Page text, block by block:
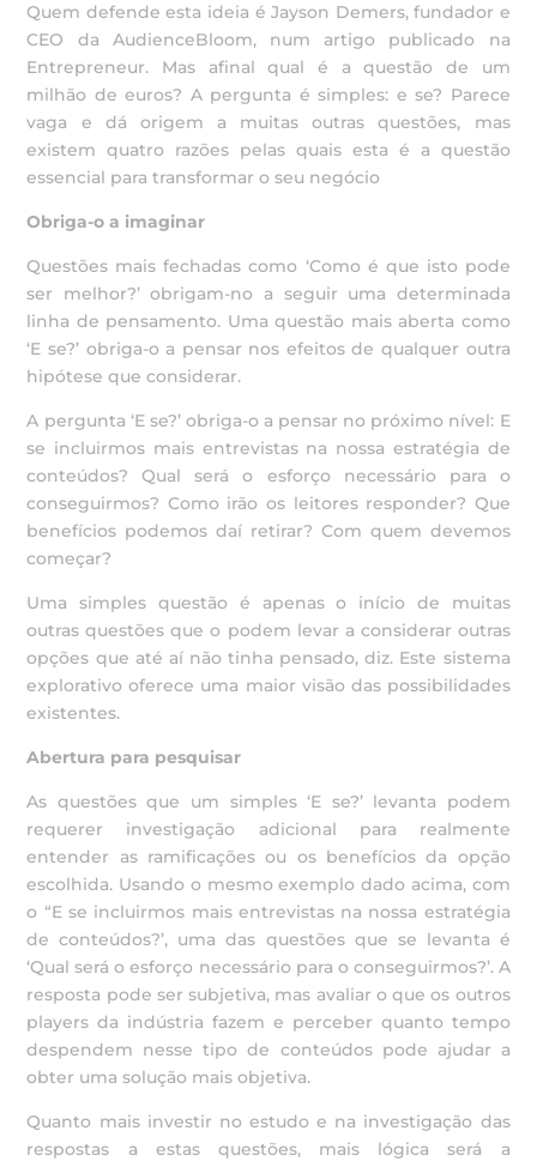
Quem defende esta ideia é Jayson Demers, fundador e
CEO da AudienceBloom, num artigo publicado na
Entrepreneur. Mas afinal qual é a questão de um
milhão de euros? A pergunta é simples: e se? Parece
vaga e dá origem a muitas outras questões, mas
existem quatro razões pelas quais esta é a questão
essencial para transformar o seu negócio
Obriga-o a imaginar
Questões mais fechadas como ‘Como é que isto pode
ser melhor?’ obrigam-no a seguir uma determinada
linha de pensamento. Uma questão mais aberta como
‘E se?’ obriga-o a pensar nos efeitos de qualquer outra
hipótese que considerar.
A pergunta ‘E se?’ obriga-o a pensar no próximo nível: E
se incluirmos mais entrevistas na nossa estratégia de
conteúdos? Qual será o esforço necessário para o
conseguirmos? Como irão os leitores responder? Que
benefícios podemos daí retirar? Com quem devemos
começar?
Uma simples questão é apenas o início de muitas
outras questões que o podem levar a considerar outras
opções que até aí não tinha pensado, diz. Este sistema
explorativo oferece uma maior visão das possibilidades
existentes.
Abertura para pesquisar
As questões que um simples ‘E se?’ levanta podem
requerer investigação adicional para realmente
entender as ramificações ou os benefícios da opção
escolhida. Usando o mesmo exemplo dado acima, com
o “E se incluirmos mais entrevistas na nossa estratégia
de conteúdos?’, uma das questões que se levanta é
‘Qual será o esforço necessário para o conseguirmos?’. A
resposta pode ser subjetiva, mas avaliar o que os outros
players da indústria fazem e perceber quanto tempo
despendem nesse tipo de conteúdos pode ajudar a
obter uma solução mais objetiva.
Quanto mais investir no estudo e na investigação das
respostas a estas questões, mais lógica será a